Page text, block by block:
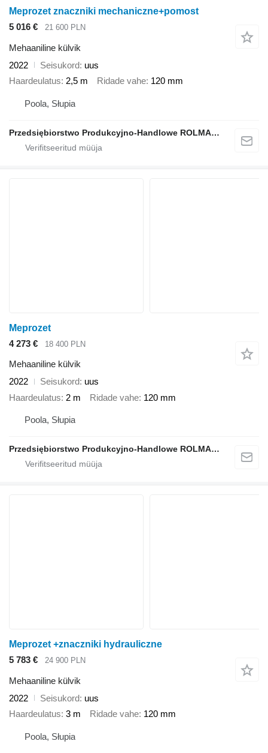
Meprozet znaczniki mechaniczne+pomost
5 016 €
21 600 PLN
Mehaaniline külvik
2022
Seisukord uus
Haardeulatus 2,5 m Ridade vahe 120 mm
Poola, Słupia
Przedsiębiorstwo Produkcyjno-Handlowe ROLMAPOL Marcin Dziekan
Meprozet
4 273 €
18 400 PLN
Mehaaniline külvik
2022
Seisukord uus
Haardeulatus 2 m Ridade vahe 120 mm
Poola, Słupia
Przedsiębiorstwo Produkcyjno-Handlowe ROLMAPOL Marcin Dziekan
Meprozet +znaczniki hydrauliczne
5 783 €
24 900 PLN
Mehaaniline külvik
2022
Seisukord uus
Haardeulatus 3 m Ridade vahe 120 mm
Poola, Słupia